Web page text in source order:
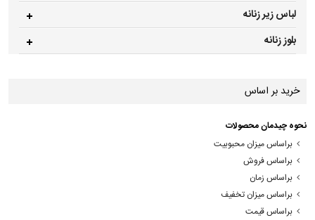
لباس زیر زنانه
بلوز زنانه
خرید بر اساس
نحوه چیدمان محصولات
براساس میزان محبوبیت
براساس فروش
براساس زمان
براساس میزان تخفیف
براساس قیمت